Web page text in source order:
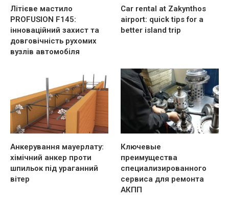
Літієве мастило
PROFUSION F145:
інноваційний захист та
довговічність рухомих
вузлів автомобіля
Car rental at Zakynthos
airport: quick tips for a
better island trip
Анкерування мауерлату:
хімічний анкер проти
шпильок під ураганний
вітер
Ключевые
преимущества
специализированного
сервиса для ремонта
АКПП